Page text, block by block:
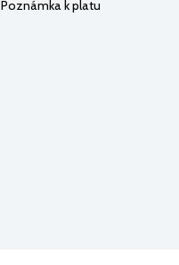
Poznámka k platu